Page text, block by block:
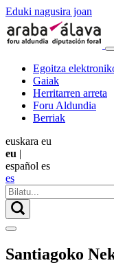
Eduki nagusira joan
Egoitza
Gaiak
Herritarren arreta
Foru Aldundia
Berriak
euskara eu
eu |
español es
es
Santiagoko